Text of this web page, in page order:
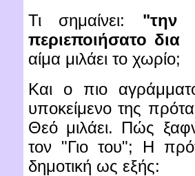
Τι σημαίνει: "την
περιεποιήσατο δια
αίμα μιλάει το χωρίο;
Και ο πιο
υποκείμενο της
Θεό μιλάει. Πώς
τον "Γιο του"; Η
δημοτική ως εξής: